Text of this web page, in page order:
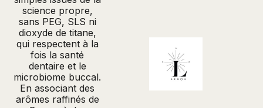
science propre,
sans PEG, SLS ni
dioxyde de titane,
qui respectent à la
fois la santé
dentaire et le
microbiome buccal.
En associant des
arômes raffinés de